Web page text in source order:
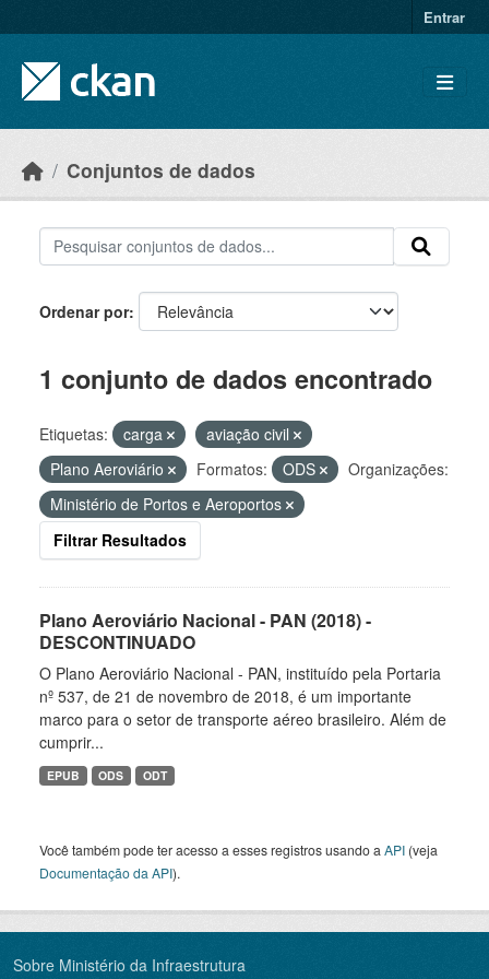
Entrar
Conjuntos de dados
Ordenar por
1 conjunto de dados encontrado
Etiquetas: carga
aviação civil
Plano Aeroviário
Formatos: ODS
Organizações:
Ministério de Portos e Aeroportos
Filtrar Resultados
Plano Aeroviário Nacional - PAN (2018) -
DESCONTINUADO
O Plano Aeroviário Nacional - PAN, instituído pela Portaria
nº 537, de 21 de novembro de 2018, é um importante
marco para o setor de transporte aéreo brasileiro. Além de
cumprir...
EPUB ODS ODT
Você também pode ter acesso a esses registros usando a API (veja
Documentação da API).
Sobre Ministério da Infraestrutura